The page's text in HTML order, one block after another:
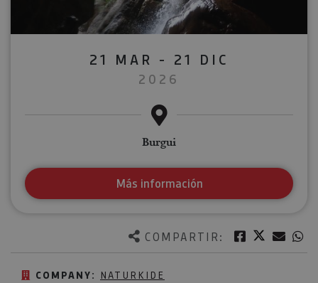
COMPARTIR: Facebook
Twitter
COMPANY: NATURKIDE
21 MAR - 21 DIC
2026
Burgui
Más información